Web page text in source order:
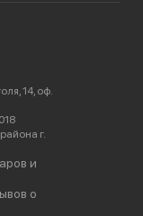
14, оф.
г.
и
о